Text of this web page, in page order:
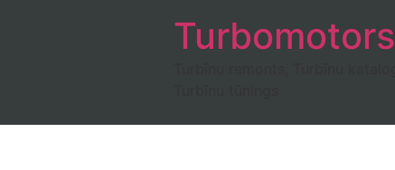
Turbomotors